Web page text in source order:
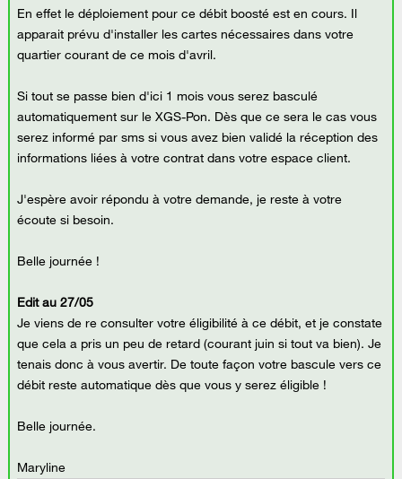
En effet le déploiement pour ce débit boosté est en cours. Il
apparait prévu d'installer les cartes nécessaires dans votre
quartier courant de ce mois d'avril.
Si tout se passe bien d'ici 1 mois vous serez basculé
automatiquement sur le XGS-Pon. Dès que ce sera le cas vous
serez informé par sms si vous avez bien validé la réception des
informations liées à votre contrat dans votre espace client.
J'espère avoir répondu à votre demande, je reste à votre
écoute si besoin.
Belle journée !
Edit au 27/05
Je viens de re consulter votre éligibilité à ce débit, et je constate
que cela a pris un peu de retard (courant juin si tout va bien). Je
tenais donc à vous avertir. De toute façon votre bascule vers ce
débit reste automatique dès que vous y serez éligible !
Belle journée.
Maryline